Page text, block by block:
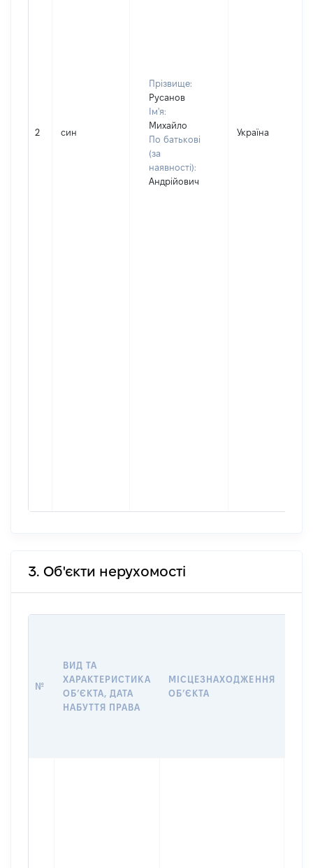
2 син
Прізвище:
Русанов
Ім'я:
Михайло
По батькові
(за
наявності):
Андрійович
Україна
3. Об'єкти нерухомості
№
ВИД ТА
ХАРАКТЕРИСТИКА
ОБʼЄКТА, ДАТА
НАБУТТЯ ПРАВА
МІСЦЕЗНАХОДЖЕННЯ
ОБʼЄКТА